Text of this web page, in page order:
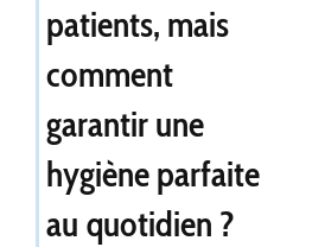
patients, mais
comment
garantir une
hygiène parfaite
au quotidien ?